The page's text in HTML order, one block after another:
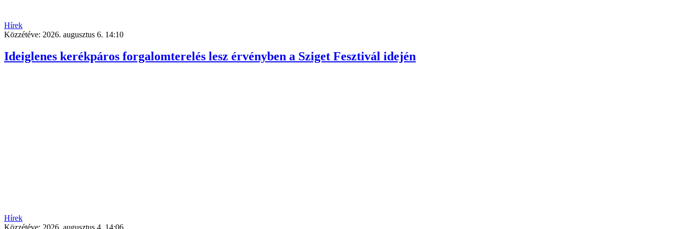
Hírek
Közzétéve: 2026. augusztus 6. 14:10
Ideiglenes kerékpáros forgalomterelés lesz érvényben a Sziget Fesztivál idején
Hírek
Közzétéve: 2026. augusztus 4. 14:06